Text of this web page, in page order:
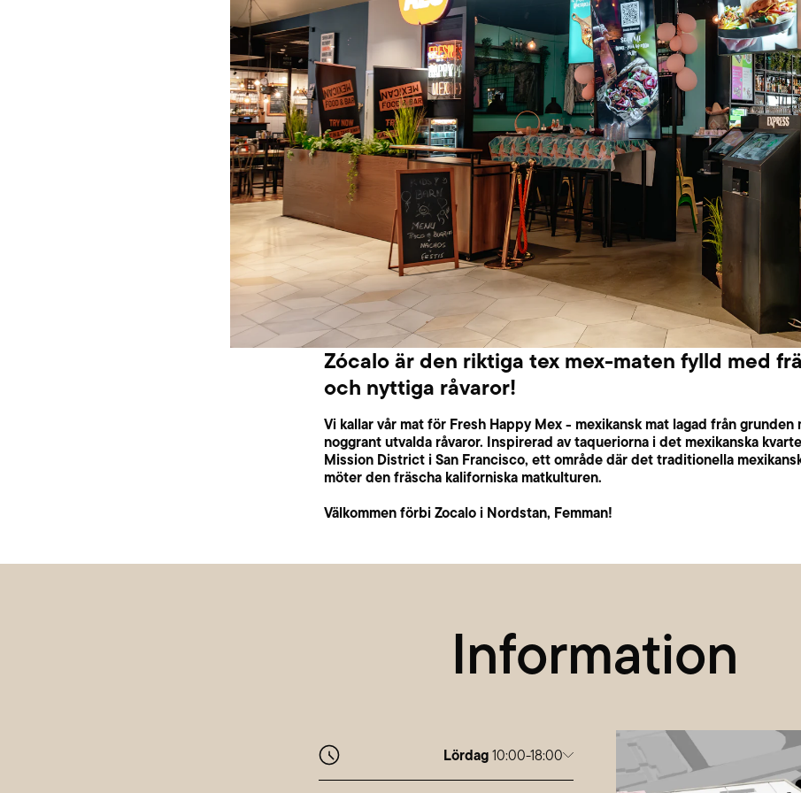
Zócalo är den riktiga tex mex-maten fylld med
och nyttiga råvaror!
Vi kallar vår mat för Fresh Happy Mex - mexikansk mat lagad från grunden
noggrant utvalda råvaror. Inspirerad av taqueriorna i det mexikanska
Mission District i San Francisco, ett område där det traditionella
möter den fräscha kaliforniska matkulturen.
Välkommen förbi Zocalo i Nordstan, Femman!
Information
Lördag10:00-18:00
Måndag
10:00-20:00